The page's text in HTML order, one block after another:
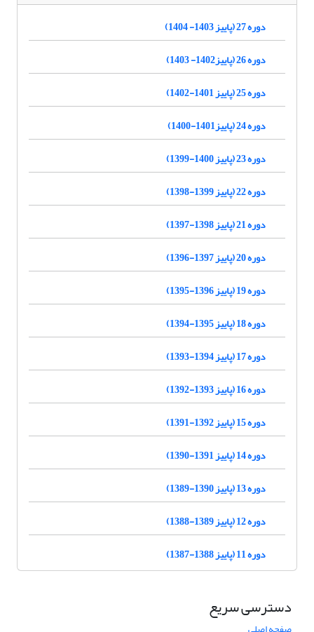
دوره 27 (پاییز 1403- 1404)
دوره 26 (پاییز1402- 1403)
دوره 25 (پاییز 1401-1402)
دوره 24 (پاییز1401-1400)
دوره 23 (پاییز 1400-1399)
دوره 22 (پاییز 1399-1398)
دوره 21 (پاییز 1398-1397)
دوره 20 (پاییز 1397-1396)
دوره 19 (پاییز 1396-1395)
دوره 18 (پاییز 1395-1394)
دوره 17 (پاییز 1394-1393)
دوره 16 (پاییز 1393-1392)
دوره 15 (پاییز 1392-1391)
دوره 14 (پاییز 1391-1390)
دوره 13 (پاییز 1390-1389)
دوره 12 (پاییز 1389-1388)
دوره 11 (پاییز 1388-1387)
دسترسی سریع